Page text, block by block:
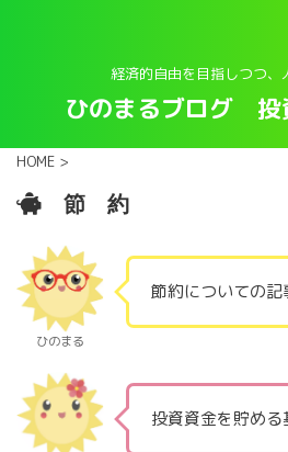
経済的自由を目指しつつ、
ひのまるブログ 投
HOME >
節 約
ひのまる
節約についての記
投資資金を貯める